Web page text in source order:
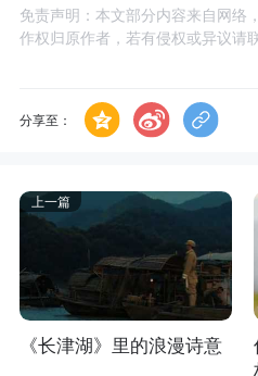
免责声明：本文部分内容来自网络
作权归原作者，若有侵权或异议请
分享至：
上一篇
《长津湖》里的浪漫诗意